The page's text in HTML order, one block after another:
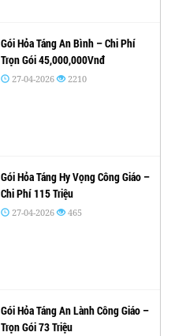
Gói Hỏa Táng An Bình – Chi Phí
Trọn Gói 45,000,000Vnđ
27-04-2026 2210
Gói Hỏa Táng Hy Vọng Công Giáo –
Chi Phí 115 Triệu
27-04-2026 465
Gói Hỏa Táng An Lành Công Giáo –
Trọn Gói 73 Triệu